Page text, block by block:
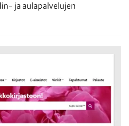
ja aulapalvelujen